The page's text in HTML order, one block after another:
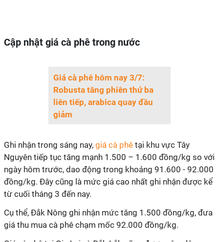
Cập nhật giá cà phê trong nước
Giá cà phê hôm nay 3/7:
Robusta tăng phiên thứ ba
liên tiếp, arabica quay đầu
giảm
Ghi nhận trong sáng nay, giá cà phê tại khu vực Tây
Nguyên tiếp tục tăng mạnh 1.500 – 1.600 đồng/kg so với
ngày hôm trước, dao động trong khoảng 91.600 - 92.000
đồng/kg. Đây cũng là mức giá cao nhất ghi nhận được kể
từ cuối tháng 3 đến nay.
Cụ thể, Đắk Nông ghi nhận mức tăng 1.500 đồng/kg, đưa
giá thu mua cà phê chạm mốc 92.000 đồng/kg.